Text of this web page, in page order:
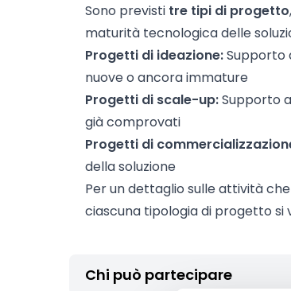
Sono previsti tre tipi di progetto
maturità tecnologica delle
Progetti di ideazione:Supporto
nuove o ancora immature
Progetti di scale-up:Supporto
già comprovati
Progetti di
della soluzione
Per un dettaglio sulle attività
ciascuna tipologia di progetto si
Chi può partecipare